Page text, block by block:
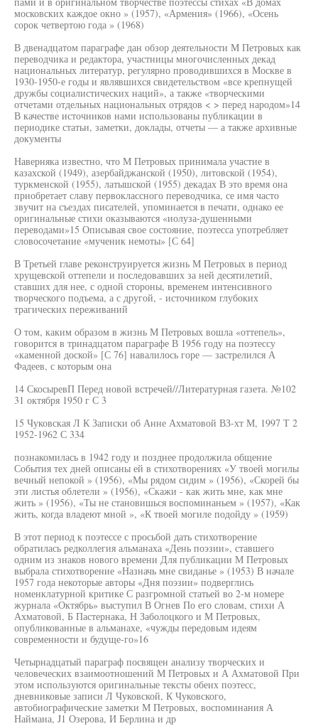
московских каждое окно » (1957), «Армения» (1966), «Осень
сорок четвертою года » (1968)
В двенадцатом параграфе дан обзор деятельности М Петровых как
переводчика и редактора, участницы многочисленных декад
национальных литератур, регулярно проводившихся в Москве в
1930-1950-е годы и являвшихся свидетельством «все крепнущей
дружбы социалистических наций», а также «творческими
отчетами отдельных национальных отрядов < > перед народом»14
В качестве источников нами использованы публикации в
периодике статьи, заметки, доклады, отчеты — а также архивные
документы
Наверняка известно, что М Петровых принимала участие в
казахской (1949), азербайджанской (1950), литовской (1954),
туркменской (1955), латышской (1955) декадах В это время она
приобретает славу первоклассного переводчика, се имя часто
звучит на съездах писателей, упоминается в печати, однако ее
оригинальные стихи оказываются «иолуза-душенными
переводами»15 Описывая свое состояние, поэтесса употребляет
словосочетание «мученик немоты» [С 64]
В Третьей главе реконструируется жизнь М Петровых в период
хрущевской оттепели и последовавших за ней десятилетий,
ставших для нее, с одной стороны, временем интенсивного
творческого подъема, а с другой, - источником глубоких
трагических переживаний
О том, каким образом в жизнь М Петровых вошла «оттепель»,
говорится в тринадцатом параграфе В 1956 году на поэтессу
«каменной доской» [С 76] навалилось горе — застрелился А
Фадеев, с которым она
14 СкосыревП Перед новой встречей//Литературная газета. №102
31 октября 1950 г С 3
15 Чуковская Л К Записки об Анне Ахматовой ВЗ-хт М, 1997 Т 2
1952-1962 С 334
познакомилась в 1942 году и позднее продолжила общение
События тех дней описаны ей в стихотворениях «У твоей могилы
вечный непокой » (1956), «Мы рядом сидим » (1956), «Скорей бы
эти листья облетели » (1956), «Скажи - как жить мне, как мне
жить » (1956), «Ты не становишься воспоминаньем » (1957), «Как
жить, когда владеют мной », «К твоей могиле подойду » (1959)
В этот период к поэтессе с просьбой дать стихотворение
обратилась редколлегия альманаха «День поэзии», ставшего
одним из знаков нового времени Для публикации М Петровых
выбрала стихотворение «Назначь мне свиданье » (1953) В начале
1957 года некоторые авторы «Дня поэзии» подверглись
номенклатурной критике С разгромной статьей во 2-м номере
журнала «Октябрь» выступил В Огнев По его словам, стихи А
Ахматовой, Б Пастернака, Н Заболоцкого и М Петровых,
опубликованные в альманахе, «чужды передовым идеям
современности и будуще-го»16
Четырнадцатый параграф посвящен анализу творческих и
человеческих взаимоотношений М Петровых и А Ахматовой При
этом используются оригинальные тексты обеих поэтесс,
дневниковые записи Л Чуковской, К Чуковского,
автобиографические заметки М Петровых, воспоминания А
Наймана, J1 Озерова, И Берлина и др